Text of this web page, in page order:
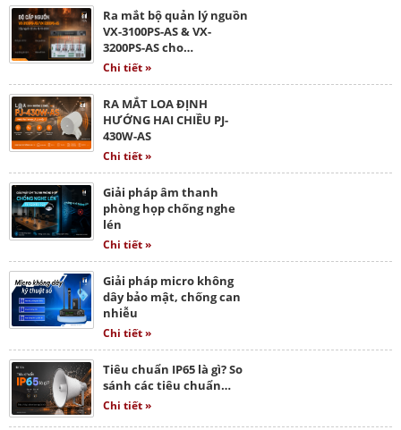
Ra mắt bộ quản lý nguồn
VX-3100PS-AS & VX-
3200PS-AS cho…
Chi tiết »
RA MẮT LOA ĐỊNH
HƯỚNG HAI CHIỀU PJ-
430W-AS
Chi tiết »
Giải pháp âm thanh
phòng họp chống nghe
lén
Chi tiết »
Giải pháp micro không
dây bảo mật, chống can
nhiễu
Chi tiết »
Tiêu chuẩn IP65 là gì? So
sánh các tiêu chuẩn…
Chi tiết »